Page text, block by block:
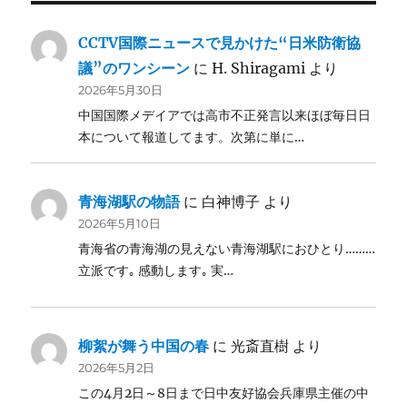
CCTV国際ニュースで見かけた“日米防衛協
議”のワンシーン にH. Shiragami より
2026年5月30日
中国国際メデイアでは高市不正発言以来ほぼ毎日日
本について報道してます。次第に単に…
青海湖駅の物語に 白神博子 より
2026年5月10日
青海省の青海湖の見えない青海湖駅におひとり………
立派です｡ 感動します｡ 実…
柳絮が舞う中国の春 に光斎直樹 より
2026年5月2日
この4月2日～8日まで日中友好協会兵庫県主催の中